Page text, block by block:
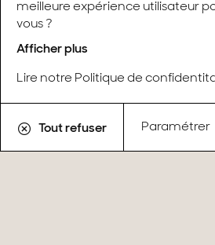
Biens vendus
Conseils & actualités
Recrutement
Gestion des cookies
meilleure expérience utilisateur
vous ?
Afficher plus
Lire notre Politique de
Tout refuser Paramétrer